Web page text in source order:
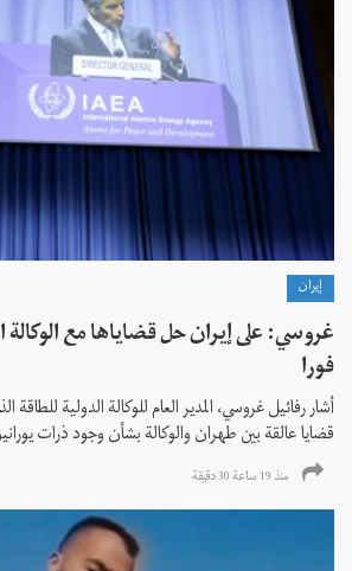
إيران
غروسي: على إيران حل قضاياها مع الوكالة
فورا
أشار رفائيل غروسي، المدير العام للوكالة الدولية للطاقة
قضايا عالقة بين طهران والوكالة بشأن وجود ذرات
منذ 19 ساعة 30 دقیقة